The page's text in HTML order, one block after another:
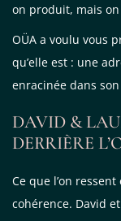
on produit, mais
OÜA a voulu vous
qu’elle est : une
enracinée dans
DAVID &
DERRIÈRE
Ce que l’on
cohérence. David